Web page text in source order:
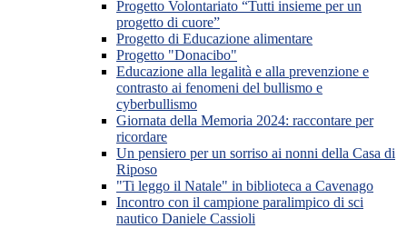
Progetto Volontariato “Tutti insieme per un
progetto di cuore”
Progetto di Educazione alimentare
Progetto "Donacibo"
Educazione alla legalità e alla prevenzione e
contrasto ai fenomeni del bullismo e
cyberbullismo
Giornata della Memoria 2024: raccontare per
ricordare
Un pensiero per un sorriso ai nonni della Casa di
Riposo
"Ti leggo il Natale" in biblioteca a Cavenago
Incontro con il campione paralimpico di sci
nautico Daniele Cassioli